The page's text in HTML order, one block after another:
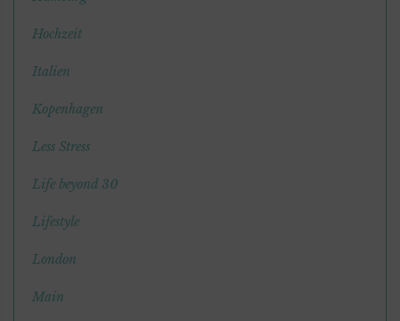
Hochzeit
Italien
Kopenhagen
Less Stress
Life beyond 30
Lifestyle
London
Main